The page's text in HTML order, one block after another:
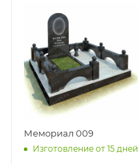
Мемориал 009
Изготовление от 15 дней